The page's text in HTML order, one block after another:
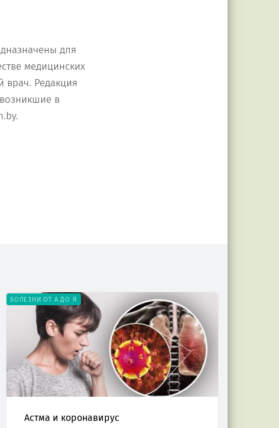
для
медицинских
врач. Редакция
в
БОЛЕЗНИ ОТ А ДО Я
Астма и коронавирус